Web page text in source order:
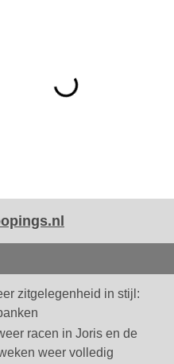
zitgelegenheid in stijl:
racen in Joris en de
weer volledig